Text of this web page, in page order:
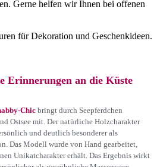
Gerne helfen wir Ihnen bei offenen
Erinnerungen an die Küste
Chicbringt durch Seepferdchen
Ostsee mit. Der natürliche Holzcharakter
und deutlich besonderer als
Das Modell wurde von Hand gearbeitet,
Unikatcharakter erhält. Das Ergebnis wirkt